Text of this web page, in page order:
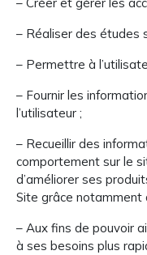
– Réaliser des études
– Permettre à
– Fournir les
l’utilisateur ;
– Recueillir des
comportement sur le
d’améliorer ses
Site grâce notamment
– Aux fins de pouvoir
à ses besoins plus